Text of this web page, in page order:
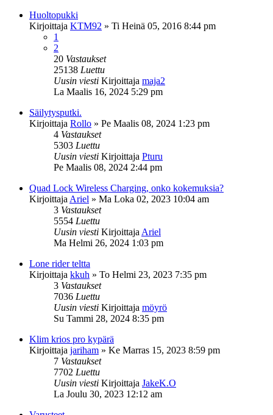
Huoltopukki
Kirjoittaja KTM92 » Ti Heinä 05, 2016 8:44 pm
1
2
20 Vastaukset
25138 Luettu
Uusin viesti Kirjoittaja maja2
La Maalis 16, 2024 5:29 pm
Säilytysputki.
Kirjoittaja Rollo » Pe Maalis 08, 2024 1:23 pm
4 Vastaukset
5303 Luettu
Uusin viesti Kirjoittaja Pturu
Pe Maalis 08, 2024 2:44 pm
Quad Lock Wireless Charging, onko kokemuksia?
Kirjoittaja Ariel » Ma Loka 02, 2023 10:04 am
3 Vastaukset
5554 Luettu
Uusin viesti Kirjoittaja Ariel
Ma Helmi 26, 2024 1:03 pm
Lone rider teltta
Kirjoittaja kkuh » To Helmi 23, 2023 7:35 pm
3 Vastaukset
7036 Luettu
Uusin viesti Kirjoittaja möyrö
Su Tammi 28, 2024 8:35 pm
Klim krios pro kypärä
Kirjoittaja jariham » Ke Marras 15, 2023 8:59 pm
7 Vastaukset
7702 Luettu
Uusin viesti Kirjoittaja JakeK.O
La Joulu 30, 2023 12:12 am